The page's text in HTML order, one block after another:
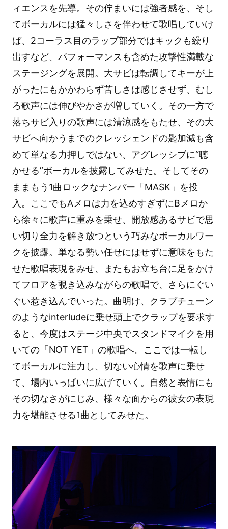
ィエンスを先導。その佇まいには強者感を、そし
てボーカルには猛々しさを伴わせて歌唱していけ
ば、2コーラス目のラップ部分ではキックも繰り
出すなど、パフォーマンスも含めた攻撃性満載な
ステージングを展開。大サビは転調してキーが上
がったにもかかわらず苦しさは感じさせず、むし
ろ歌声には伸びやかさが増していく。その一方で
落ちサビ入りの歌声には清涼感をもたせ、その大
サビへ向かうまでのクレッシェンドの匙加減も含
めて単なる力押しではない、アグレッシブに“聴
かせる”ボーカルを披露してみせた。そしてその
ままもう1曲ロックなナンバー「MASK」を投
入。ここでもAメロは力を込めすぎずにBメロか
ら徐々に歌声に重みを乗せ、開放感あるサビで思
い切り全力を解き放つという巧みなボーカルワー
クを披露。単なる勢い任せにはせずに意味をもた
せた歌唱表現をみせ、またもお立ち台に足をかけ
てフロアを覗き込みながらの歌唱で、さらにぐい
ぐい惹き込んでいった。曲明け、クラブチューン
のようなinterludeに乗せ頭上でクラップを要求す
ると、今度はステージ中央でスタンドマイクを用
いての「NOT YET」の歌唱へ。ここでは一転し
てボーカルに注力し、切ない心情を歌声に乗せ
て、場内いっぱいに広げていく。自然と表情にも
その切なさがにじみ、様々な面からの彼女の表現
力を堪能させる1曲としてみせた。